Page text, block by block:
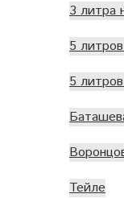
3 литра
5
5
Тейле